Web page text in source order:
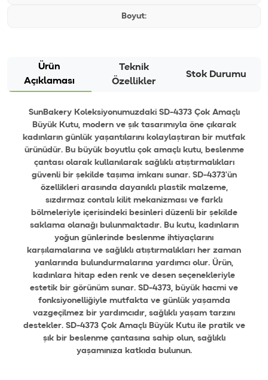
Boyut:
Ürün
Açıklaması
Teknik
Özellikler
Stok Durumu
SunBakery Koleksiyonumuzdaki SD-4373 Çok Amaçlı
Büyük Kutu, modern ve şık tasarımıyla öne çıkarak
kadınların günlük yaşantılarını kolaylaştıran bir mutfak
ürünüdür. Bu büyük boyutlu çok amaçlı kutu, beslenme
çantası olarak kullanılarak sağlıklı atıştırmalıkları
güvenli bir şekilde taşıma imkanı sunar. SD-4373'ün
özellikleri arasında dayanıklı plastik malzeme,
sızdırmaz contalı kilit mekanizması ve farklı
bölmeleriyle içerisindeki besinleri düzenli bir şekilde
saklama olanağı bulunmaktadır. Bu kutu, kadınların
yoğun günlerinde beslenme ihtiyaçlarını
karşılamalarına ve sağlıklı atıştırmalıkları her zaman
yanlarında bulundurmalarına yardımcı olur. Ürün,
kadınlara hitap eden renk ve desen seçenekleriyle
estetik bir görünüm sunar. SD-4373, büyük hacmi ve
fonksiyonelliğiyle mutfakta ve günlük yaşamda
vazgeçilmez bir yardımcıdır, sağlıklı yaşam tarzını
destekler. SD-4373 Çok Amaçlı Büyük Kutu ile pratik ve
şık bir beslenme çantasına sahip olun, sağlıklı
yaşamınıza katkıda bulunun.